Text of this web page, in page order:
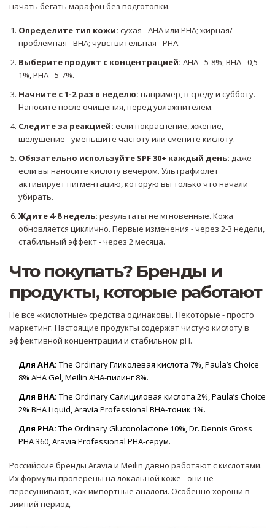
начать бегать марафон без подготовки.
Определите тип кожи: сухая - AHA или PHA; жирная/
проблемная - BHA; чувствительная - PHA.
Выберите продукт с концентрацией: AHA - 5-8%, BHA - 0,5-
1%, PHA - 5-7%.
Начните с 1-2 раз в неделю: например, в среду и субботу.
Наносите после очищения, перед увлажнителем.
Следите за реакцией: если покраснение, жжение,
шелушение - уменьшите частоту или смените кислоту.
Обязательно используйте SPF 30+ каждый день: даже
если вы наносите кислоту вечером. Ультрафиолет
активирует пигментацию, которую вы только что начали
убирать.
Ждите 4-8 недель: результаты не мгновенные. Кожа
обновляется циклично. Первые изменения - через 2-3 недели,
стабильный эффект - через 2 месяца.
Что покупать? Бренды и
продукты, которые работают
Не все «кислотные» средства одинаковы. Некоторые - просто
маркетинг. Настоящие продукты содержат чистую кислоту в
эффективной концентрации и стабильном pH.
Для AHA: The Ordinary Гликолевая кислота 7%, Paula’s Choice
8% AHA Gel, Meilin AHA-пилинг 8%.
Для BHA: The Ordinary Салициловая кислота 2%, Paula’s Choice
2% BHA Liquid, Aravia Professional BHA-тоник 1%.
Для PHA: The Ordinary Gluconolactone 10%, Dr. Dennis Gross
PHA 360, Aravia Professional PHA-серум.
Российские бренды Aravia и Meilin давно работают с кислотами.
Их формулы проверены на локальной коже - они не
пересушивают, как импортные аналоги. Особенно хороши в
зимний период.